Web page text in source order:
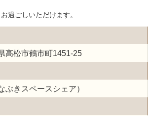
過ごしいただけます。
松市鶴市町1451-25
ぶきスペースシェア）